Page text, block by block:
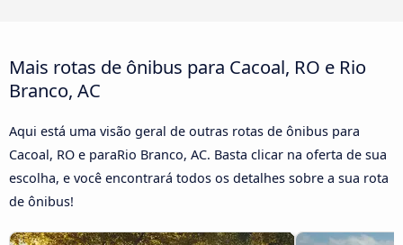
Mais rotas de ônibus para Cacoal, RO e Rio
Branco, AC
Aqui está uma visão geral de outras rotas de ônibus para
Cacoal, RO e paraRio Branco, AC. Basta clicar na oferta de sua
escolha, e você encontrará todos os detalhes sobre a sua rota
de ônibus!